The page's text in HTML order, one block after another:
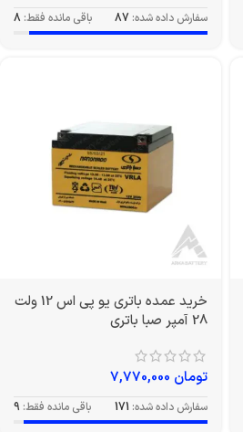
سفارش داده شده: 87 باقی مانده فقط: 8
خرید عمده باتری یو پی اس 12 ولت
28 آمپر صبا باتری
تومان
سفارش داده شده: 171 باقی مانده فقط: 9